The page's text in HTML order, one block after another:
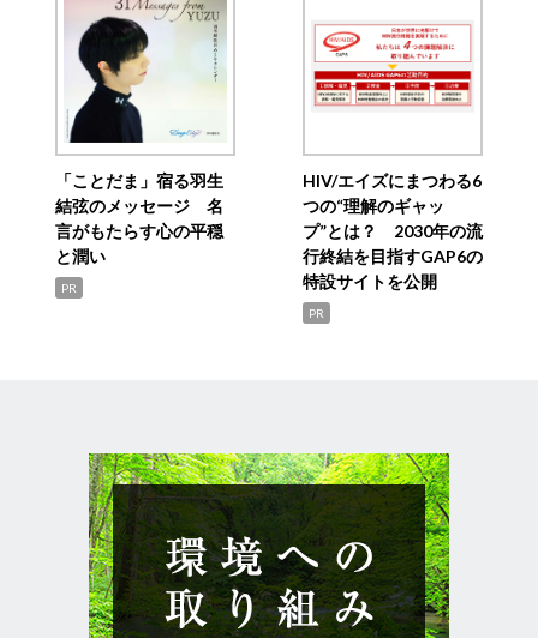
「ことだま」宿る羽生
結弦のメッセージ 名
言がもたらす心の平穏
と潤い
PR
HIV/エイズにまつわる6
つの“理解のギャッ
プ”とは？ 2030年の流
行終結を目指すGAP6の
特設サイトを公開
PR